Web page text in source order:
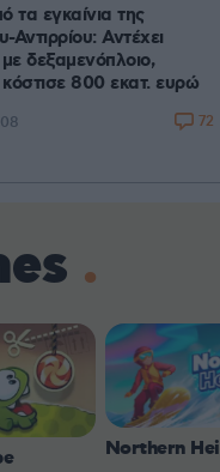
τα εγκαίνια της
Αντέχει
δεξαμενόπλοιο,
800 εκατ. ευρώ
72
Northern